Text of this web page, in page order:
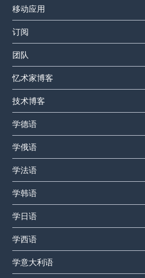
移动应用
订阅
团队
忆术家博客
技术博客
学德语
学俄语
学法语
学韩语
学日语
学西语
学意大利语